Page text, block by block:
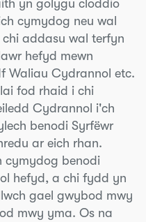
yn golygu cloddio
cymydog neu wal
addasu wal terfyn
hefyd mewn
Waliau Cydrannol etc.
fod rhaid i chi
Cydrannol i'ch
benodi Syrfëwr
ar eich rhan.
cymydog benodi
hefyd, a chi fydd yn
gael gwybod mwy
mwy yma. Os na